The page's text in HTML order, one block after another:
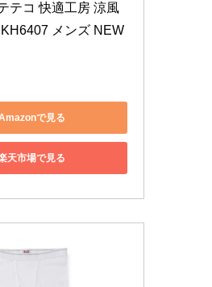
テコ 快適工房 涼風
メンズ NEW
で見る
天市場で見る